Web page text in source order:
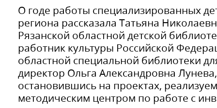
О годе работы специализированных
региона рассказала Татьяна
Рязанской областной детской
работник культуры Российской
областной специальной библиотеки
директор Ольга Александровна
остановившись на проектах,
методическим центром по работе с